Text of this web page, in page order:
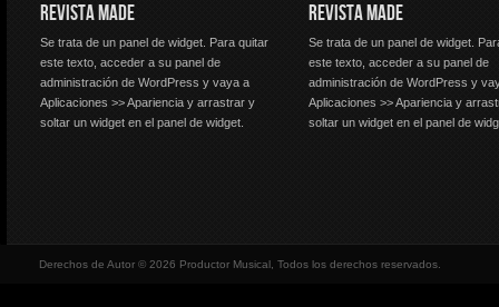
REVISTA MADE
Se trata de un panel de widget. Para quitar
este texto, acceder a su panel de
administración de WordPress y vaya a
Aplicaciones >> Apariencia y arrastrar y
soltar un widget en el panel de widget.
REVISTA MADE
Se trata de un panel de widget.
este texto, acceder a su panel de
administración de WordPress y
Aplicaciones >> Apariencia y
soltar un widget en el panel de
Derechos de Autor © 2026 Productor Musical, Todos los derechos reservados.